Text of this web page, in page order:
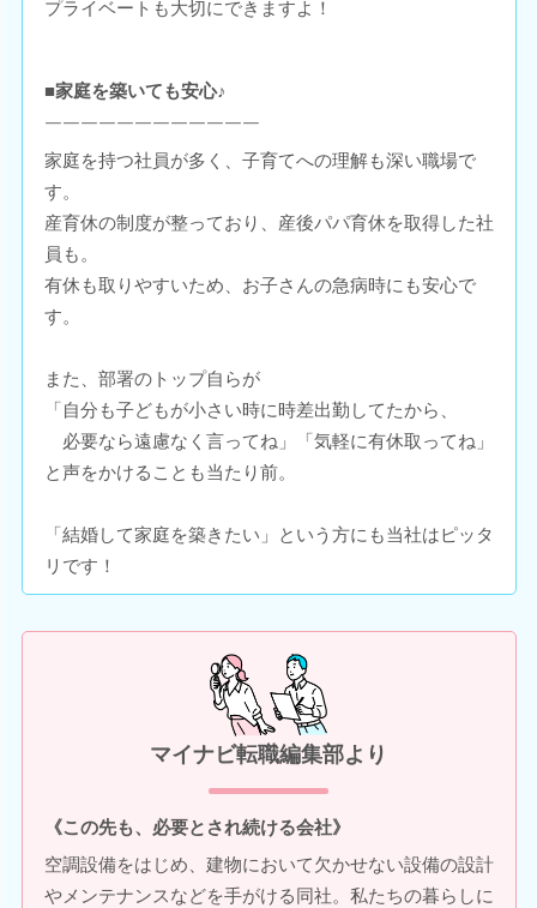
プライベートも大切にできますよ！
■家庭を築いても安心♪
￣￣￣￣￣￣￣￣￣￣￣￣
家庭を持つ社員が多く、子育てへの理解も深い職場で
す。
産育休の制度が整っており、産後パパ育休を取得した社
員も。
有休も取りやすいため、お子さんの急病時にも安心で
す。
また、部署のトップ自らが
「自分も子どもが小さい時に時差出勤してたから、
必要なら遠慮なく言ってね」「気軽に有休取ってね」
と声をかけることも当たり前。
「結婚して家庭を築きたい」という方にも当社はピッタ
リです！
マイナビ転職編集部より
《この先も、必要とされ続ける会社》
空調設備をはじめ、建物において欠かせない設備の設計
やメンテナンスなどを手がける同社。私たちの暮らしに